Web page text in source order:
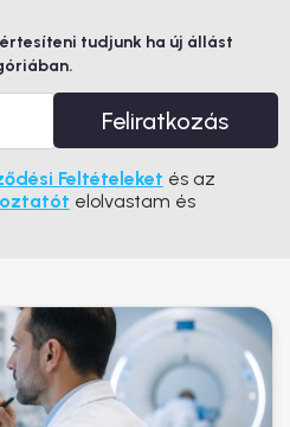
tudjunk ha új állást
Feliratkozás
Feltételeket és az
elolvastam és